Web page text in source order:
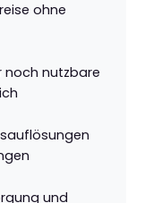
ohne
noch nutzbare
und